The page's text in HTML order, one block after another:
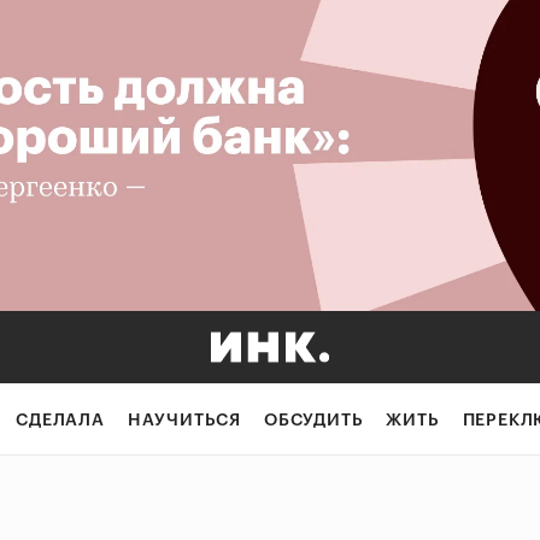
СДЕЛАЛА НАУЧИТЬСЯ ОБСУДИТЬ ЖИТЬ